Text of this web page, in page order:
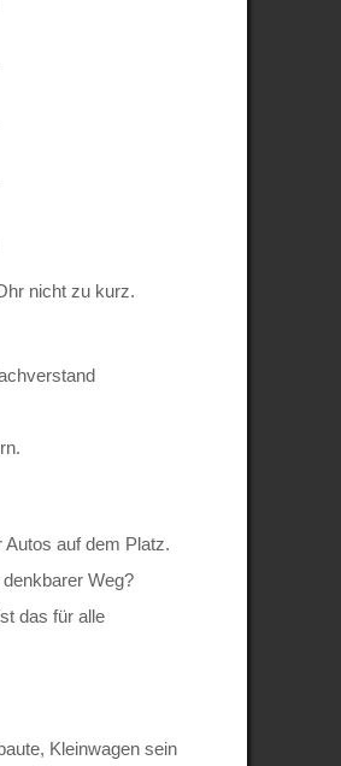
nicht zu kurz.
auf dem Platz.
Weg?
das für alle
Kleinwagen sein